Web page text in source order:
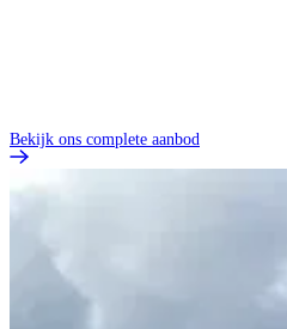
Bekijk ons complete aanbod